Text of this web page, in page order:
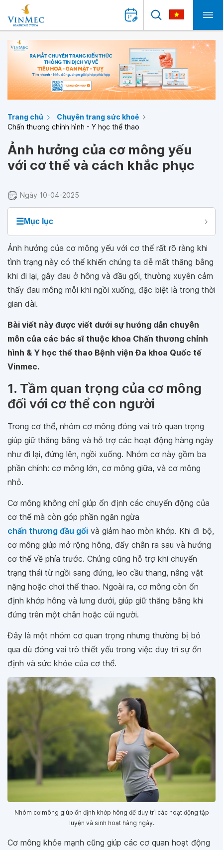
Trang chủ
Chuyên trang sức khoẻ
Chấn thương chỉnh hình - Y học thể thao
Ảnh hưởng của cơ mông yếu
với cơ thể và cách khắc phục
Ngày 10-04-2025
☰Mục lục
Ảnh hưởng của cơ mông yếu với cơ thể rất rõ ràng khi
tình trạng này có thể khiến chúng ta dễ mất thăng bằng
khi đi lại, gây đau ở hông và đầu gối, thường xuyên cảm
thấy đau mông mỗi khi ngồi xuống, đặc biệt là trong thời
gian dài.
Bài viết này được viết dưới sự hướng dẫn chuyên
môn của các bác sĩ thuộc khoa Chấn thương chỉnh
hình & Y học thể thao Bệnh viện Đa khoa Quốc tế
Vinmec.
1. Tầm quan trọng của cơ mông
đối với cơ thể con người
Trong cơ thể, nhóm cơ mông đóng vai trò quan trọng
giúp giữ thăng bằng và hỗ trợ các hoạt động hàng ngày
như đi lại, đứng lên, ngồi xuống. Nhóm cơ này gồm ba
phần chính: cơ mông lớn, cơ mông giữa, và cơ mông
nhỏ.
Cơ mông không chỉ giúp ổn định các chuyển động của
cơ thể mà còn góp phần ngăn ngừa
chấn thương đầu gối và giảm hao mòn khớp. Khi đi bộ,
cơ mông giúp mở rộng hông, đẩy chân ra sau và hướng
cơ thể về phía trước. Chúng cũng hỗ trợ khi chuyển
trạng thái từ ngồi sang đứng, leo cầu thang, nâng vật
nặng hoặc chơi thể thao. Ngoài ra, cơ mông còn ổn
định khớp hông và lưng dưới, giúp giữ thăng bằng khi
đứng trên một chân hoặc cúi người.
Đây là một nhóm cơ quan trọng nhưng thường bị bỏ
qua dù đóng vai trò thiết yếu trong việc duy trì sự ổn
định và sức khỏe của cơ thể.
Nhóm cơ mông giúp ổn định khớp hông để duy trì các hoạt động tập
luyện và sinh hoạt hàng ngày.
Cơ mông khỏe mạnh cũng giúp các cơ quan hoạt động